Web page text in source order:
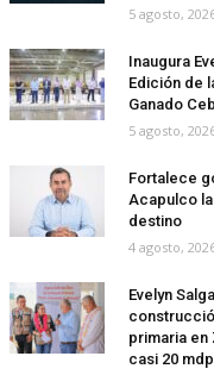
5 agosto,
Inaugura
Edición de
Ganado
5 agosto,
Fortalece
Acapulco
destino
4 agosto,
Evelyn
primaria en
casi 20